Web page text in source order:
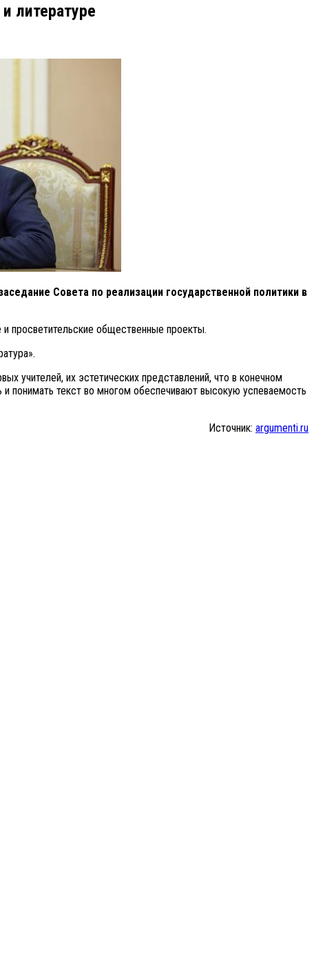
литературе
Совета по реализации государственной политики в
просветительские общественные проекты.
учителей, их эстетических представлений, что в конечном
и понимать текст во многом обеспечивают высокую успеваемость
Источник: argumenti.ru